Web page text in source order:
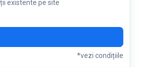
existente pe site
*vezi condițiile